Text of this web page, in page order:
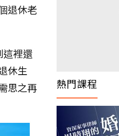
退休老
裡還
休生
思之再
熱門課程